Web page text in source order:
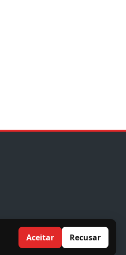
Aceitar Recusar